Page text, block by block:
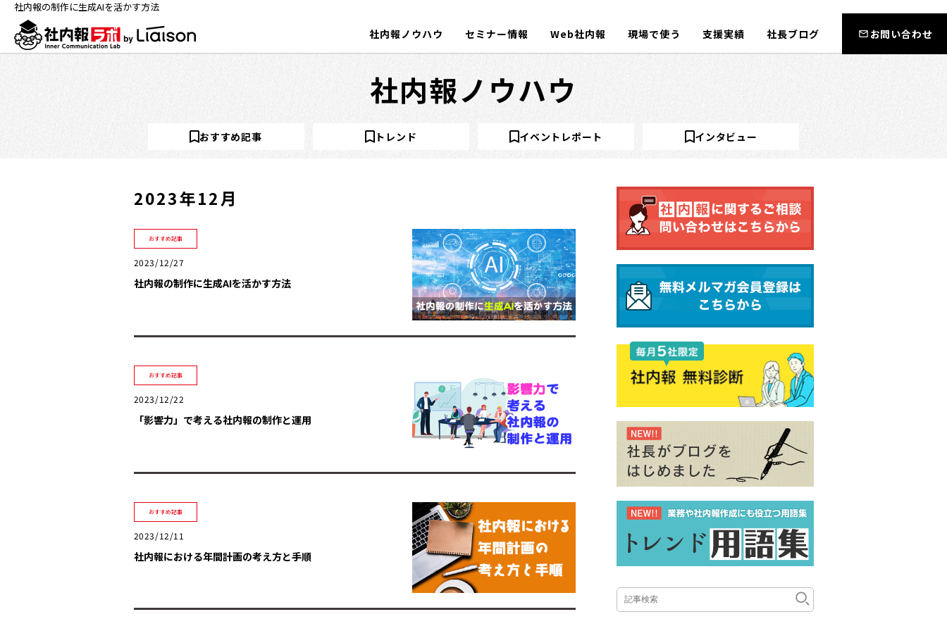
社内報の制作に生成AIを活かす方法
社内報ノウハウ セミナー情報 Web社内報 現場で使う 支援実績 社長ブログ お問い合わせ
社内報ノウハウ
おすすめ記事 トレンド イベントレポート インタビュー
2023年12月
おすすめ記事
2023/12/27
社内報の制作に生成AIを活かす方法
おすすめ記事
2023/12/22
「影響力」で考える社内報の制作と運用
おすすめ記事
2023/12/11
社内報における年間計画の考え方と手順